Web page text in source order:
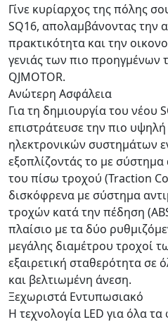
Γίνε κυρίαρχος της πόλης
SQ16, απολαμβάνοντας την
πρακτικότητα και την
γενιάς των πιο προηγμένων
QJMOTOR.
Ανώτερη Ασφάλεια
Για τη δημιουργία του νέου
επιστράτευσε την πιο υψηλή
ηλεκτρονικών συστημάτων
εξοπλίζοντάς το με
του πίσω τροχού (Traction
δισκόφρενα με σύστημα
τροχών κατά την πέδηση
πλαίσιο με τα δύο
μεγάλης διαμέτρου τροχοί
εξαιρετική σταθερότητα σε
και βελτιωμένη άνεση.
Ξεχωριστά Εντυπωσιακό
Η τεχνολογία LED για όλα